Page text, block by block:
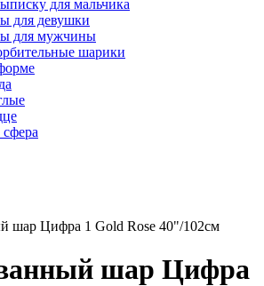
для мальчика
для девушки
для мужчины
шарики
шар Цифра 1 Gold Rose 40"/102см
шар Цифра